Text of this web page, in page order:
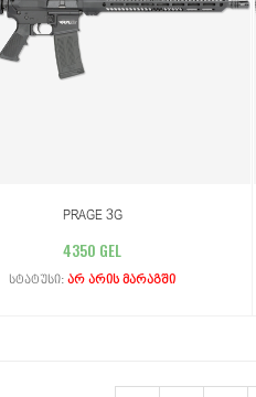
PRAGE 3G
4350 GEL
სტატუსი:არ არის მარაგში